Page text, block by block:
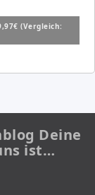
(Vergleich:
Deine
ist…